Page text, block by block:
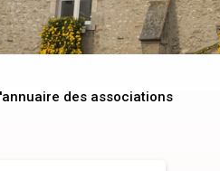
des associations